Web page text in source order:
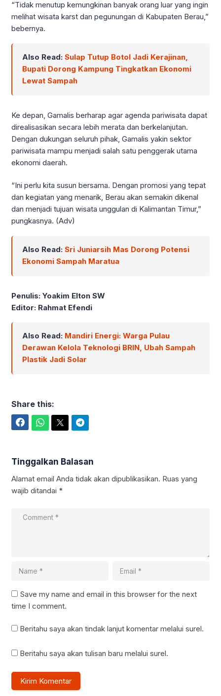
“Tidak menutup kemungkinan banyak orang luar yang ingin
melihat wisata karst dan pegunungan di Kabupaten Berau,”
bebernya.
Also Read: Sulap Tutup Botol Jadi Kerajinan,
Bupati Dorong Kampung Tingkatkan Ekonomi
Lewat Sampah
Ke depan, Gamalis berharap agar agenda pariwisata dapat
direalisasikan secara lebih merata dan berkelanjutan.
Dengan dukungan seluruh pihak, Gamalis yakin sektor
pariwisata mampu menjadi salah satu penggerak utama
ekonomi daerah.
“Ini perlu kita susun bersama. Dengan promosi yang tepat
dan kegiatan yang menarik, Berau akan semakin dikenal
dan menjadi tujuan wisata unggulan di Kalimantan Timur,”
pungkasnya. (Adv)
Also Read: Sri Juniarsih Mas Dorong Potensi
Ekonomi Sampah Maratua
Penulis: Yoakim Elton SW
Editor: Rahmat Efendi
Also Read: Mandiri Energi: Warga Pulau
Derawan Kelola Teknologi BRIN, Ubah Sampah
Plastik Jadi Solar
Share this:
Tinggalkan Balasan
Alamat email Anda tidak akan dipublikasikan. Ruas yang
wajib ditandai *
Save my name and email in this browser for the next
time I comment.
Beritahu saya akan tindak lanjut komentar melalui surel.
Beritahu saya akan tulisan baru melalui surel.